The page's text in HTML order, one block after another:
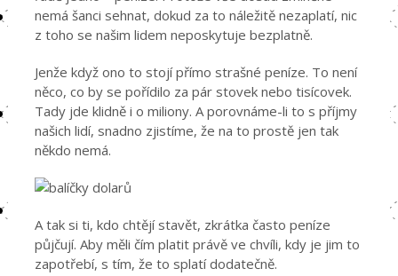
nemá šanci sehnat, dokud za to náležitě nezaplatí, nic
z toho se našim lidem neposkytuje bezplatně.
Jenže když ono to stojí přímo strašné peníze. To není
něco, co by se pořídilo za pár stovek nebo tisícovek.
Tady jde klidně i o miliony. A porovnáme-li to s příjmy
našich lidí, snadno zjistíme, že na to prostě jen tak
někdo nemá.
A tak si ti, kdo chtějí stavět, zkrátka často peníze
půjčují. Aby měli čím platit právě ve chvíli, kdy je jim to
zapotřebí, s tím, že to splatí dodatečně.